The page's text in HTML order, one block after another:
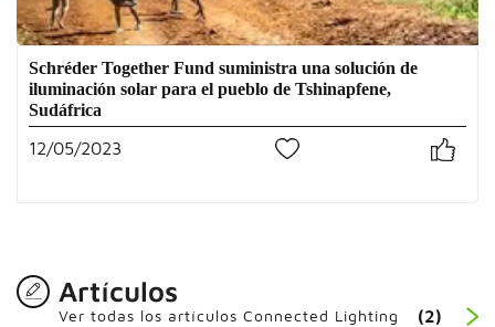
Schréder Together Fund suministra una solución de
iluminación solar para el pueblo de Tshinapfene,
Sudáfrica
12/05/2023
Artículos
Ver todas los artículos Connected Lighting (2)